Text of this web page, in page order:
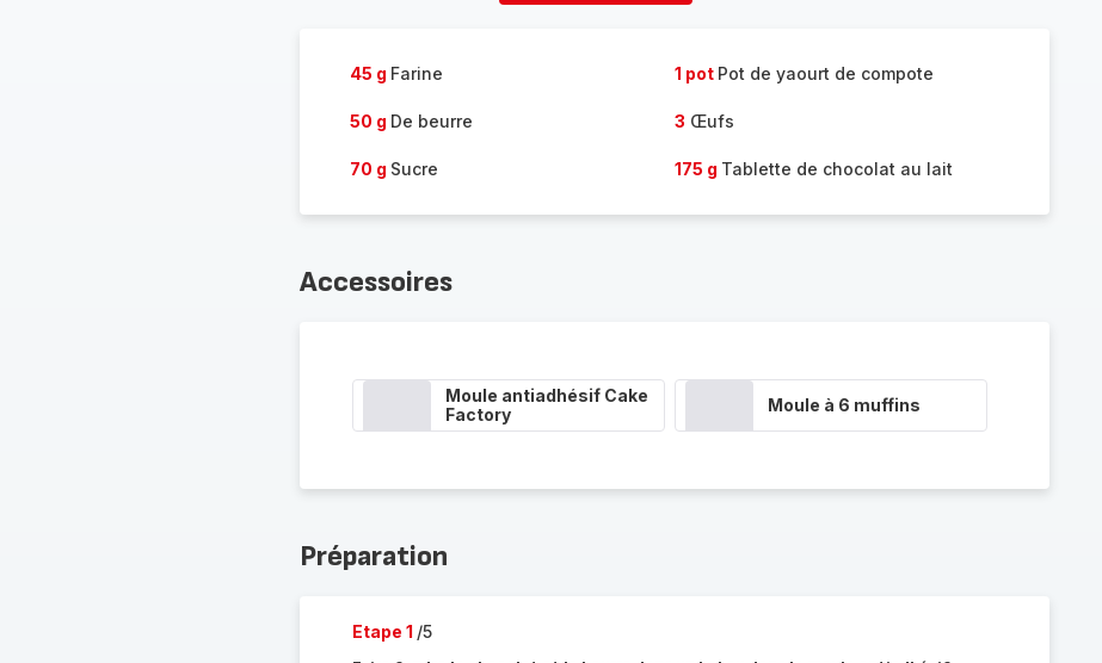
45 g Farine 1 pot Pot de yaourt de compote
50 g De beurre 3 Œufs
70 g Sucre 175 g Tablette de chocolat au lait
Accessoires
Moule antiadhésif Cake
Factory
Moule à 6 muffins
Préparation
Etape 1 /5